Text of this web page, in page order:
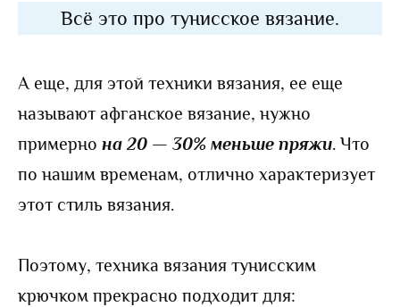
Всё это про тунисское вязание.
А еще, для этой техники вязания, ее еще
называют афганское вязание, нужно
примерно на 20 — 30% меньше пряжи. Что
по нашим временам, отлично характеризует
этот стиль вязания.
Поэтому, техника вязания тунисским
крючком прекрасно подходит для: